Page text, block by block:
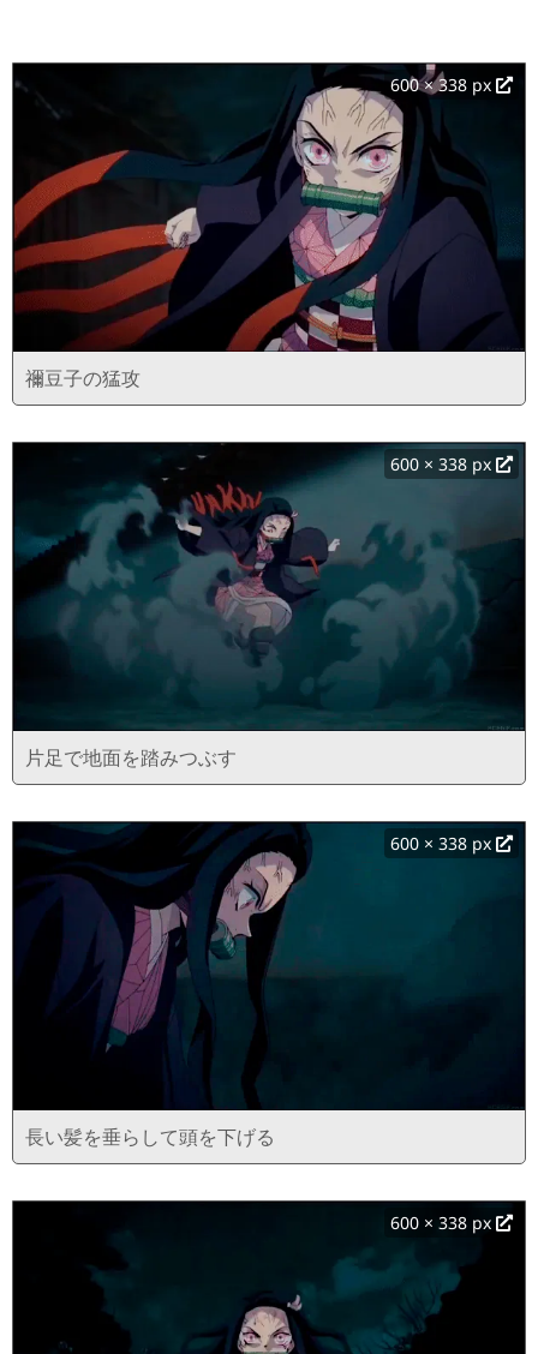
600 × 338 px
禰豆子の猛攻
600 × 338 px
片足で地面を踏みつぶす
600 × 338 px
長い髪を垂らして頭を下げる
600 × 338 px